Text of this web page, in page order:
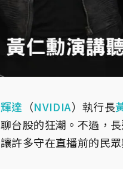
輝達 （NVIDIA）執行長
聊台股的狂潮。不過，
讓許多守在直播前的民